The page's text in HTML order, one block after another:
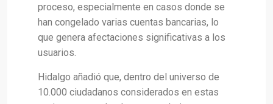
proceso, especialmente en casos donde se
han congelado varias cuentas bancarias, lo
que genera afectaciones significativas a los
usuarios.
Hidalgo añadió que, dentro del universo de
10.000 ciudadanos considerados en estas